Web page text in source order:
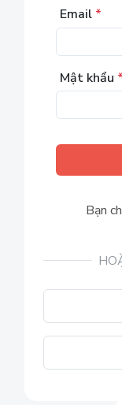
Email *
Mật khẩu *
Bạn